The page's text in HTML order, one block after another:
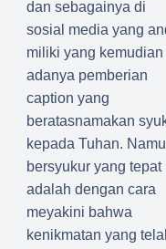
dan sebagainya di
sosial media yang
miliki yang kemudian
adanya pemberian
caption yang
beratasnamakan
kepada Tuhan.
bersyukur yang tepat
adalah dengan cara
meyakini bahwa
kenikmatan yang